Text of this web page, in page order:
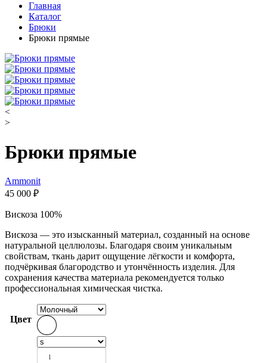
Главная
Каталог
Брюки
Брюки прямые
<
>
Брюки прямые
Ammonit
45 000 ₽
Вискоза 100%
Вискоза — это изысканный материал, созданный на основе
натуральной целлюлозы. Благодаря своим уникальным
свойствам, ткань дарит ощущение лёгкости и комфорта,
подчёркивая благородство и утончённость изделия. Для
сохранения качества материала рекомендуется только
профессиональная химическая чистка.
Цвет
l